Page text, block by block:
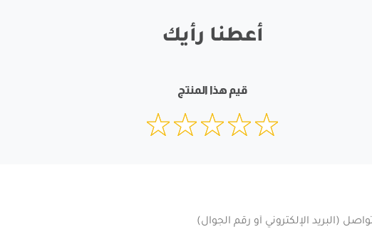
أعطنا رأيك
قيم هذا المنتج